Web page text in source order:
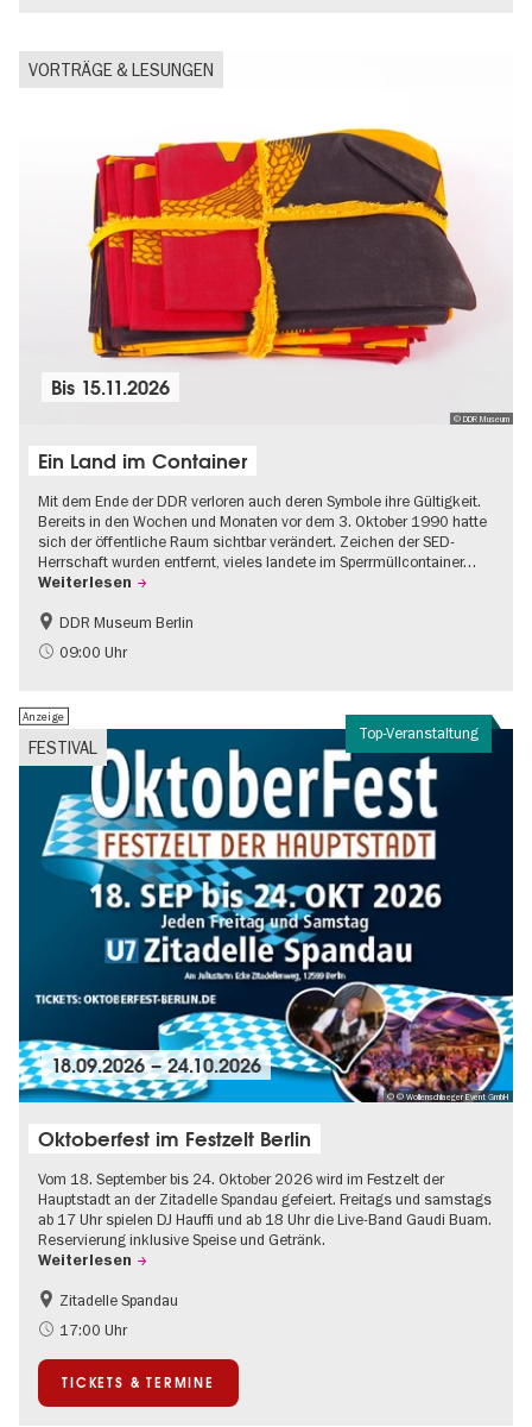
VORTRÄGE & LESUNGEN
© DDR Museum
Bis 15.11.2026
Ein Land im Container
Mit dem Ende der DDR verloren auch deren Symbole ihre Gültigkeit.
Bereits in den Wochen und Monaten vor dem 3. Oktober 1990 hatte
sich der öffentliche Raum sichtbar verändert. Zeichen der SED-
Herrschaft wurden entfernt, vieles landete im Sperrmüllcontainer…
Weiterlesen
DDR-Geschichte
Politik & Gesellschaft
DDR Museum Berlin
09:00 Uhr
Top-Veranstaltung
FESTIVAL
Anzeige
© © Wollenschlaeger Event GmbH
18.09.2026–24.10.2026
Oktoberfest im Festzelt Berlin
Vom 18. September bis 24. Oktober 2026 wird im Festzelt der
Hauptstadt an der Zitadelle Spandau gefeiert. Freitags und samstags
ab 17 Uhr spielen DJ Hauffi und ab 18 Uhr die Live-Band Gaudi Buam.
Reservierung inklusive Speise und Getränk.
Weiterlesen
Food
Going local Berlin
Zitadelle Spandau
17:00 Uhr
TICKETS & TERMINE